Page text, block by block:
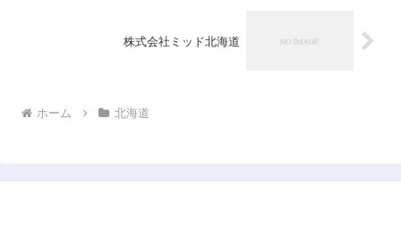
株式会社ミッド北海道
ホーム 北海道